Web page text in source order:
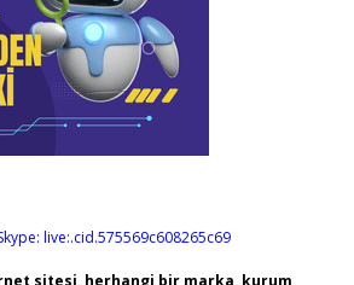
live:.cid.575569c608265c69
sitesi, herhangi bir marka, kurum